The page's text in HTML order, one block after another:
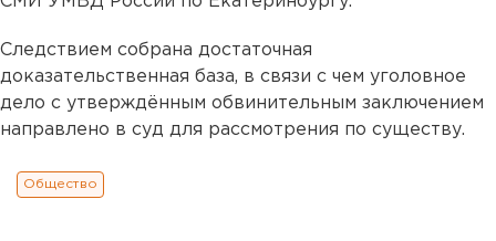
Следствием собрана достаточная
доказательственная база, в связи с чем уголовное
дело с утверждённым обвинительным заключением
направлено в суд для рассмотрения по существу.
Общество